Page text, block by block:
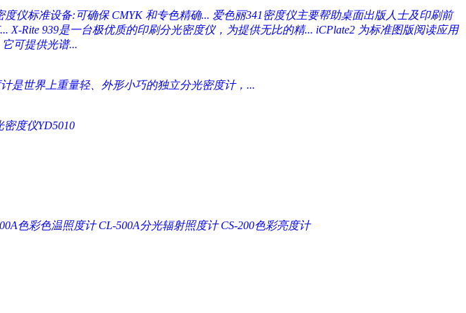
度仪标准设备:可确保 CMYK 和专色精确... 爱色丽341密度仪主要帮助桌面出版人士及印刷前
X-Rite 939是一台极优质的印刷分光密度仪，为提供无比的精... iCPlate2 为标准图版阅读应用
可提供光谱...
是世界上重量轻、外形小巧的独立分光密度计，...
密度仪YD5010
色彩色温照度计 CL-500A分光辐射照度计 CS-200色彩亮度计